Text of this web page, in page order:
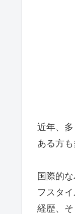
近年、
ある方
国際的
フスタ
経歴、